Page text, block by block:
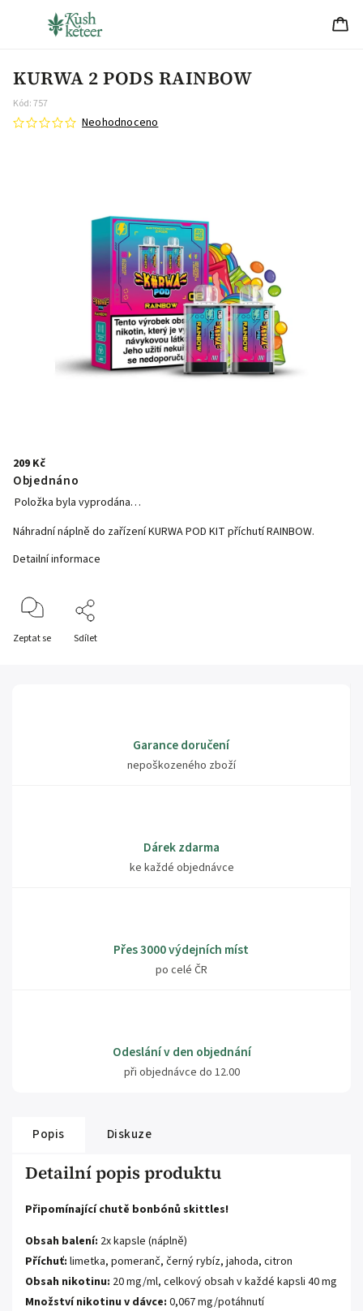
KURWA 2 PODS RAINBOW
Kód:757
Neohodnoceno
209 Kč
Objednáno
Položka byla vyprodána…
Náhradní náplně do zařízení KURWA POD KIT příchutí RAINBOW.
Detailní informace
Zeptat se Sdílet
Garance doručení
nepoškozeného zboží
Dárek zdarma
ke každé objednávce
Přes 3000 výdejních míst
po celé ČR
Odeslání v den objednání
při objednávce do 12.00
Popis Diskuze
Detailní popis produktu
Připomínající chutě bonbónů skittles!
Obsah balení: 2x kapsle (náplně)
Příchuť: limetka, pomeranč, černý rybíz, jahoda, citron
Obsah nikotinu: 20 mg/ml, celkový obsah v každé kapsli 40 mg
Množství nikotinu v dávce: 0,067 mg/potáhnutí